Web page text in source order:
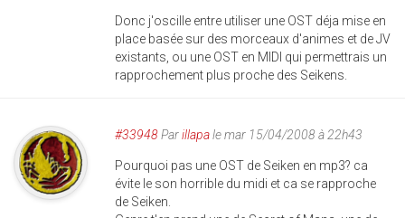
Donc j'oscille entre utiliser une OST déja mise en
place basée sur des morceaux d'animes et de JV
existants, ou une OST en MIDI qui permettrais un
rapprochement plus proche des Seikens.
#33948Parillapale mar 15/04/2008 à 22h43
Pourquoi pas une OST de Seiken en mp3? ca
évite le son horrible du midi et ca se rapproche
de Seiken.